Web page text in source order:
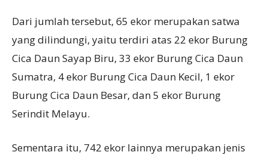
Dari jumlah tersebut, 65 ekor merupakan satwa
yang dilindungi, yaitu terdiri atas 22 ekor Burung
Cica Daun Sayap Biru, 33 ekor Burung Cica Daun
Sumatra, 4 ekor Burung Cica Daun Kecil, 1 ekor
Burung Cica Daun Besar, dan 5 ekor Burung
Serindit Melayu.
Sementara itu, 742 ekor lainnya merupakan jenis